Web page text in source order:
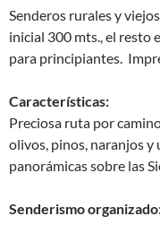
Senderos rurales y
inicial 300 mts., el resto
para principiantes.
Características:
Preciosa ruta por
olivos, pinos, naranjos
panorámicas sobre las
Senderismo